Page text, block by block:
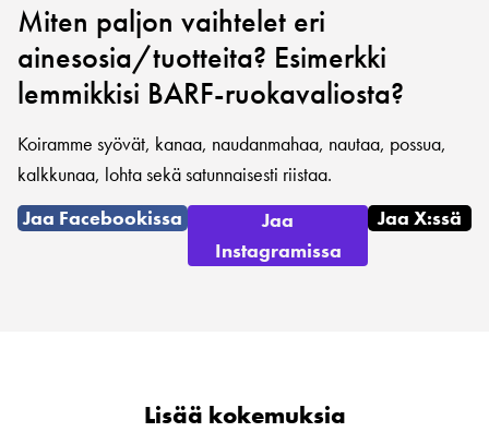
Miten paljon vaihtelet eri
ainesosia/tuotteita? Esimerkki
lemmikkisi BARF-ruokavaliosta?
Koiramme syövät, kanaa, naudanmahaa, nautaa, possua,
kalkkunaa, lohta sekä satunnaisesti riistaa.
Jaa Facebookissa
Jaa
Instagramissa
Jaa X:ssä
Lisää kokemuksia